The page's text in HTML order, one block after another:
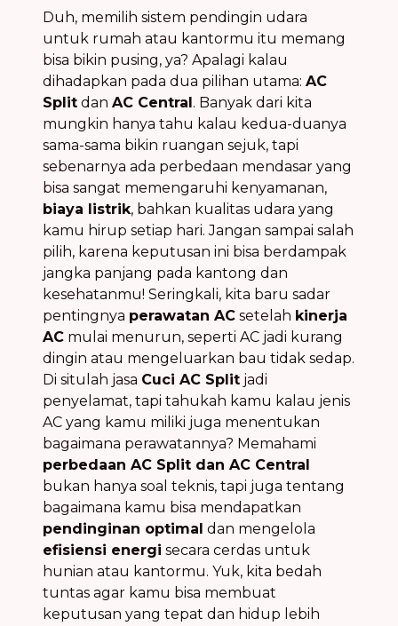
Duh, memilih sistem pendingin udara
untuk rumah atau kantormu itu memang
bisa bikin pusing, ya? Apalagi kalau
dihadapkan pada dua pilihan utama: AC
Split dan AC Central . Banyak dari kita
mungkin hanya tahu kalau kedua-duanya
sama-sama bikin ruangan sejuk, tapi
sebenarnya ada perbedaan mendasar yang
bisa sangat memengaruhi kenyamanan,
biaya listrik, bahkan kualitas udara yang
kamu hirup setiap hari. Jangan sampai salah
pilih, karena keputusan ini bisa berdampak
jangka panjang pada kantong dan
kesehatanmu! Seringkali, kita baru sadar
pentingnya perawatan AC setelah kinerja
AC mulai menurun, seperti AC jadi kurang
dingin atau mengeluarkan bau tidak sedap.
Di situlah jasa Cuci AC Split jadi
penyelamat, tapi tahukah kamu kalau jenis
AC yang kamu miliki juga menentukan
bagaimana perawatannya? Memahami
perbedaan AC Split dan AC Central
bukan hanya soal teknis, tapi juga tentang
bagaimana kamu bisa mendapatkan
pendinginan optimal dan mengelola
efisiensi energi secara cerdas untuk
hunian atau kantormu. Yuk, kita bedah
tuntas agar kamu bisa membuat
keputusan yang tepat dan hidup lebih